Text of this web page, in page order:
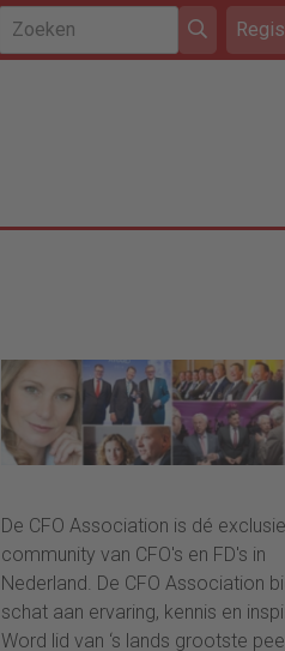
De CFO Association is dé
community van CFO's en FD's in
Nederland. De CFO Association
schat aan ervaring, kennis en
Word lid van ‘s lands grootste